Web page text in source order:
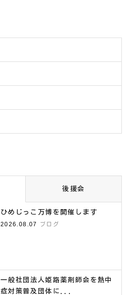
後援会
ひめじっこ万博を開催します
2026.08.07
ブログ
一般社団法人姫路薬剤師会を熱中
症対策普及団体に...